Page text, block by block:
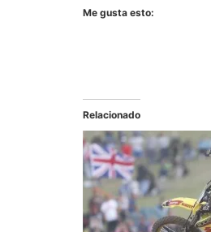
Me gusta esto:
Relacionado